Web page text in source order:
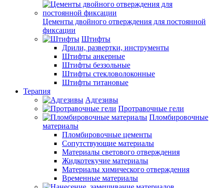
Цементы двойного отверждения для постоянной
фиксации
Штифты
Дрили, развертки, инструменты
Штифты анкерные
Штифты беззольные
Штифты стекловолоконные
Штифты титановые
Терапия
Адгезивы
Протравочные гели
Пломбировочные
материалы
Пломбировочные цементы
Сопутствующие материалы
Материалы светового отверждения
Жидкотекучие материалы
Материалы химического отверждения
Временные материалы